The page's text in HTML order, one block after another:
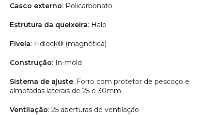
Casco externo: Policarbonato
Estrutura da queixeira: Halo
Fivela: Fidlock® (magnética)
Construção: In-mold
Sistema de ajuste: Forro com protetor de pescoço e
almofadas laterais de 25 e 30mm
Ventilação: 25 aberturas de ventilação